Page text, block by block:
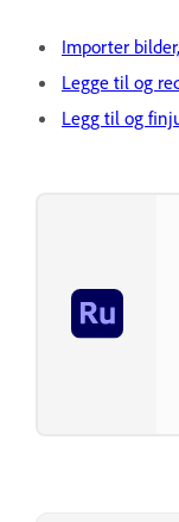
Importer
Legge til og
Legg til og